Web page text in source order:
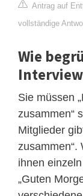
Antrag auf
vollständige
Wie
Sie müssen
zusammen“
Mitglieder
ihnen
„Guten